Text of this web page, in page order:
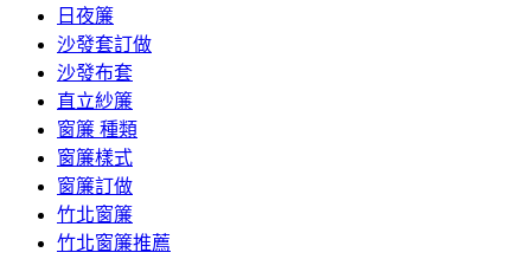
日夜簾
沙發套訂做
沙發布套
直立紗簾
窗簾 種類
窗簾樣式
窗簾訂做
竹北窗簾
竹北窗簾推薦